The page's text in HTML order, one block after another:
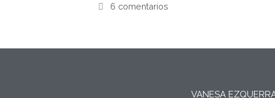
6 comentarios
VANESA